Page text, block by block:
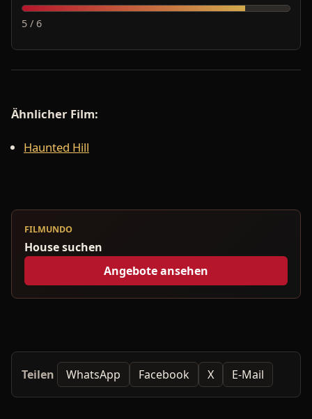
5 / 6
Ähnlicher Film:
Haunted Hill
FILMUNDO
House suchen
Angebote ansehen
Teilen WhatsApp Facebook X E-Mail